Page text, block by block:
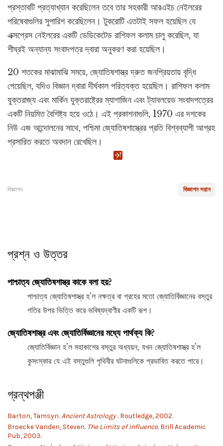
প্রস্তাবটি প্রত্যাখ্যান করেছিলেন তবে তার সহকারী আরএইচ নেইলরের
পরিষেবাগুলির সুপারিশ করেছিলেন। টুকরোটি এতটাই সফল হয়েছিল যে
এক্সপ্রেস নেইলরের একটি ডেডিকেটেড রাশিফল কলাম চালু করেছিল, যা
শীঘ্রই অন্যান্য সংবাদপত্র দ্বারা অনুকরণ করা হয়েছিল।
20 শতকের মাঝামাঝি সময়ে, জ্যোতিষশাস্ত্র দ্রুত জনপ্রিয়তায় বৃদ্ধি
পেয়েছিল, যদিও বিজ্ঞান দ্বারা দীর্ঘকাল পরিত্যক্ত হয়েছিল। রাশিফল কলাম
যুক্তরাজ্য এবং মার্কিন যুক্তরাষ্ট্রের ম্যাগাজিন এবং ট্যাবলয়েড সংবাদপত্রের
একটি নিয়মিত বৈশিষ্ট্য হয়ে ওঠে। এই প্রকাশনাগুলি, 1970 এর দশকের
নিউ এজ আন্দোলনের সাথে, পশ্চিমা জ্যোতিষশাস্ত্রের প্রতি বিশ্বব্যাপী আগ্রহ
প্রসারিত করতে অবদান রেখেছিল।
বিজ্ঞাপন সরান
বিজ্ঞাপন
প্রশ্ন ও উত্তর
পাশ্চাত্য জ্যোতিষশাস্ত্র কাকে বলা হয়?
পাশ্চাত্য জ্যোতিষশাস্ত্র হ'ল নক্ষত্র বা গ্রহের মতো জ্যোতির্বিজ্ঞানের বস্তুর
গতির উপর ভিত্তি করে ভবিষ্যদ্বাণীর একটি রূপ।
জ্যোতিষশাস্ত্র এবং জ্যোতির্বিজ্ঞানের মধ্যে পার্থক্য কি?
জ্যোতির্বিজ্ঞান হ'ল মহাকাশের বস্তুর অধ্যয়ন, যখন জ্যোতিষশাস্ত্র হ'ল
কুসংস্কার যে এই বস্তুগুলি পৃথিবীর ঘটনাগুলিকে প্রভাবিত করতে পারে।
গ্রন্থপঞ্জী
Barton, Tamsyn.Ancient Astrology .Routledge, 2002.
Broecke Vanden, Steven. The Limits of Influence.Brill Academic
Pub, 2003.